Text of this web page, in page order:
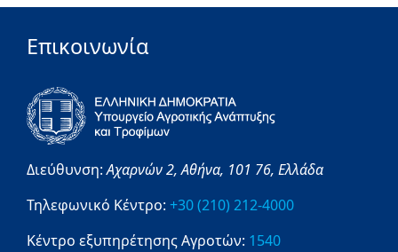
Επικοινωνία
Διεύθυνση:Αχαρνών 2,Αθήνα, 101 76, Ελλάδα
Τηλεφωνικό Κέντρο: +30 (210) 212-4000
Κέντρο εξυπηρέτησης Αγροτών: 1540